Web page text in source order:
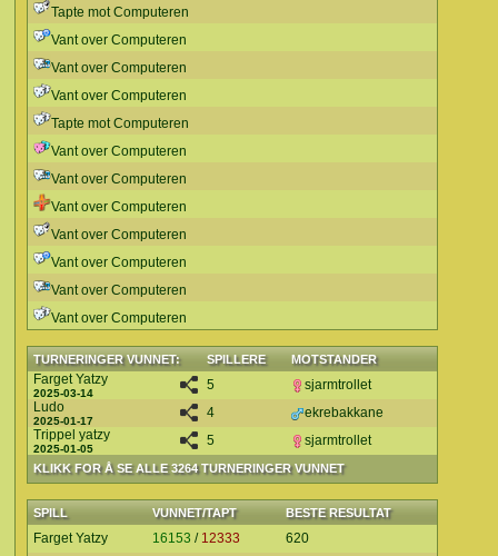
Tapte mot Computeren
Vant over Computeren
Vant over Computeren
Vant over Computeren
Tapte mot Computeren
Vant over Computeren
Vant over Computeren
Vant over Computeren
Vant over Computeren
Vant over Computeren
Vant over Computeren
Vant over Computeren
TURNERINGER VUNNET: SPILLERE MOTSTANDER
KLIKK FOR Å SE ALLE 3264 TURNERINGER VUNNET
Farget Yatzy
2025-03-14
5
sjarmtrollet
Ludo
2025-01-17
4
ekrebakkane
Trippel yatzy
2025-01-05
5 sjarmtrollet
SPILL VUNNET/TAPT BESTE RESULTAT
Farget Yatzy 16153 / 12333
620